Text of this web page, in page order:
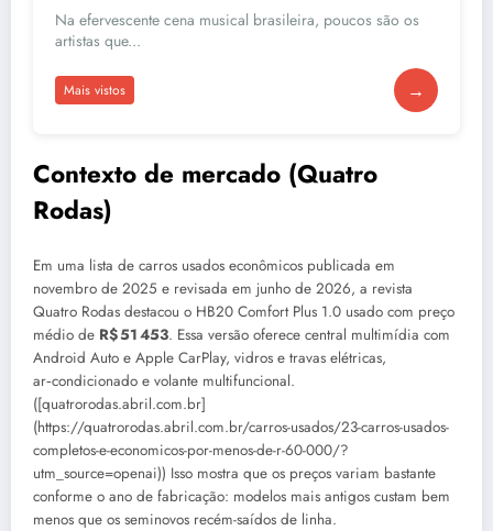
Na efervescente cena musical brasileira, poucos são os
artistas que...
Mais vistos →
Contexto de mercado (Quatro
Rodas)
Em uma lista de carros usados econômicos publicada em
novembro de 2025 e revisada em junho de 2026, a revista
Quatro Rodas destacou o HB20 Comfort Plus 1.0 usado com preço
médio de R$ 51 453. Essa versão oferece central multimídia com
Android Auto e Apple CarPlay, vidros e travas elétricas,
ar‑condicionado e volante multifuncional.
([quatrorodas.abril.com.br]
(https://quatrorodas.abril.com.br/carros-usados/23-carros-usados-
completos-e-economicos-por-menos-de-r-60-000/?
utm_source=openai)) Isso mostra que os preços variam bastante
conforme o ano de fabricação: modelos mais antigos custam bem
menos que os seminovos recém-saídos de linha.